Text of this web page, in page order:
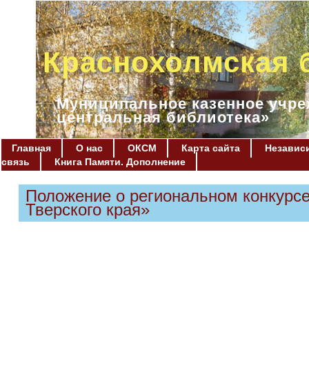
Краснохолмская
Муниципальное казенное
центральная библиотека»
Главная О нас ОКСМ Карта сайта
связь
Книга Памяти. Дополнение
Положение о региональном
Тверского края»